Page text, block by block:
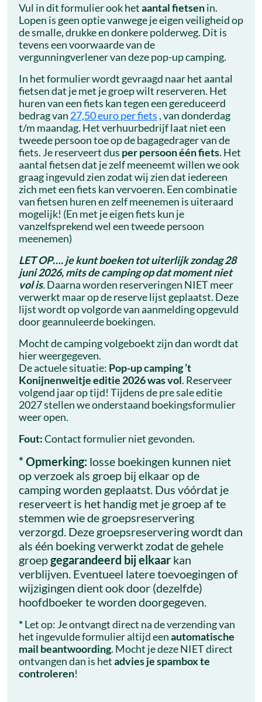
Vul in dit formulier ook hetaantal fietsenin.
Lopen is geen optie vanwege je eigen veiligheid op
de smalle, drukke en donkere polderweg. Dit is
tevens een voorwaarde van de
vergunningverlener van deze pop-up camping.
In het formulier wordt gevraagd naar het aantal
fietsen dat je met je groep wilt reserveren. Het
huren van een fiets kan tegen een gereduceerd
bedrag van 27,50 euro per fiets , van donderdag
t/m maandag. Het verhuurbedrijf laat niet een
tweede persoon toe op de bagagedrager van de
fiets. Je reserveert dus per persoon één fiets. Het
aantal fietsen dat je zelf meeneemt willen we ook
graag ingevuld zien zodat wij zien dat iedereen
zich met een fiets kan vervoeren. Een combinatie
van fietsen huren en zelf meenemen is uiteraard
mogelijk! (En met je eigen fiets kun je
vanzelfsprekend wel een tweede persoon
meenemen)
LET OP…. je kunt boeken tot uiterlijk zondag 28
juni2026,mits de camping op dat moment niet
vol is. Daarna worden reserveringen NIET meer
verwerkt maar op de reserve lijst geplaatst. Deze
lijst wordt op volgorde van aanmelding opgevuld
door geannuleerde boekingen.
Mocht de camping volgeboekt zijn dan wordt dat
hier weergegeven.
De actuele situatie: Pop-up camping ’t
Konijnenweitje editie 2026 was vol. Reserveer
volgend jaar op tijd! Tijdens de pre sale editie
2027 stellen we onderstaand boekingsformulier
weer open.
Fout:Contact formulier niet gevonden.
* Opmerking: losse boekingen kunnen niet
op verzoek als groep bij elkaar op de
camping worden geplaatst. Dus vóórdat je
reserveert is het handig met je groep af te
stemmen wie de groepsreservering
verzorgd. Deze groepsreservering wordt dan
als één boeking verwerkt zodat de gehele
groepgegarandeerd bij elkaar kan
verblijven. Eventueel latere toevoegingen of
wijzigingen dient ook door (dezelfde)
hoofdboeker te worden doorgegeven.
*Let op: Je ontvangt direct na de verzending van
het ingevulde formulier altijd eenautomatische
mail beantwoording. Mocht je deze NIET direct
ontvangen dan is hetadvies je spambox te
controleren!